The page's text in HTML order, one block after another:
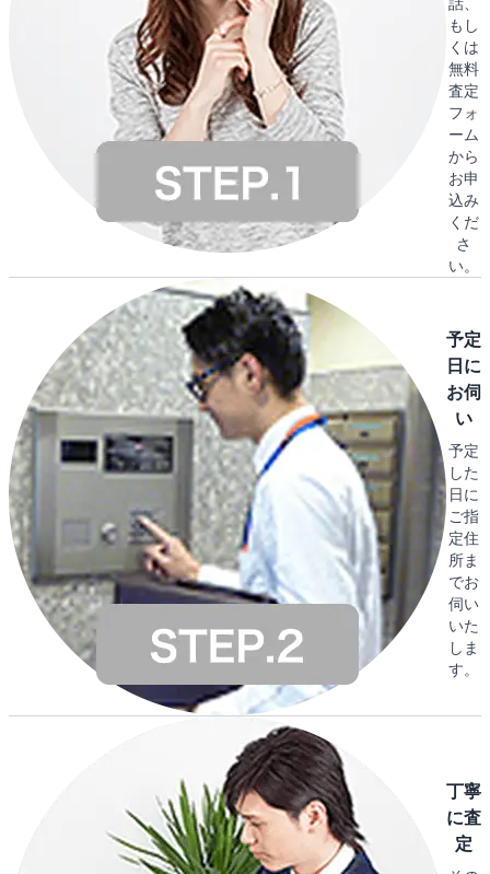
もし
くは
無料
査定
フォ
ーム
から
お申
込み
くだ
さ
い。
予定
日に
お伺
い
予定
した
日に
ご指
定住
所ま
でお
伺い
いた
しま
す。
丁寧
に査
定